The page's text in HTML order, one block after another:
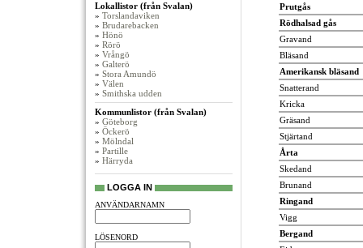
Lokallistor (från Svalan)
» Torslandaviken
» Brudarebacken
» Hönö
» Rörö
» Vrångö
» Galterö
» Stora Amundö
» Välen
» Smithska udden
Kommunlistor (från Svalan)
» Göteborg
» Öckerö
» Mölndal
» Partille
» Härryda
LOGGA IN
ANVÄNDARNAMN
LÖSENORD
Prutgås
Rödhalsad gås
Gravand
Bläsand
Amerikansk bläsand
Snatterand
Kricka
Gräsand
Stjärtand
Årta
Skedand
Brunand
Ringand
Vigg
Bergand